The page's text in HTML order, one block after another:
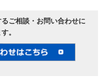
ご相談・お問い合わせに
。